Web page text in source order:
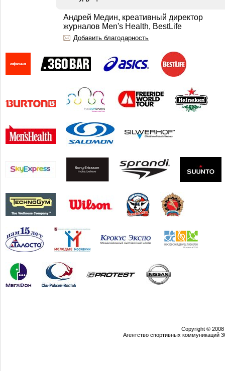
Андрей Медин, креативный директор
журналов Men's Health, BestLife
Добавить благодарность
Copyright © 2008
Агентство спортивных коммуникаций